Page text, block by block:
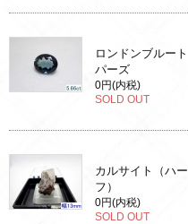
ロンドンブルート
パーズ
0円(内税)
SOLD OUT
カルサイト（ハー
フ）
0円(内税)
SOLD OUT